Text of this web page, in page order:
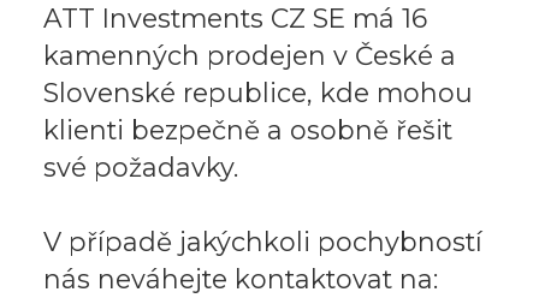
ATT Investments CZ SE má 16
kamenných prodejen v České a
Slovenské republice, kde mohou
klienti bezpečně a osobně řešit
své požadavky.
V případě jakýchkoli pochybností
nás neváhejte kontaktovat na: